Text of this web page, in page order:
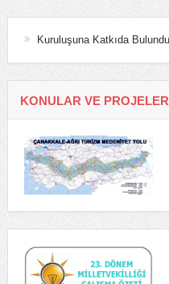
Kuruluşuna Katkıda
KONULAR VE PROJELER